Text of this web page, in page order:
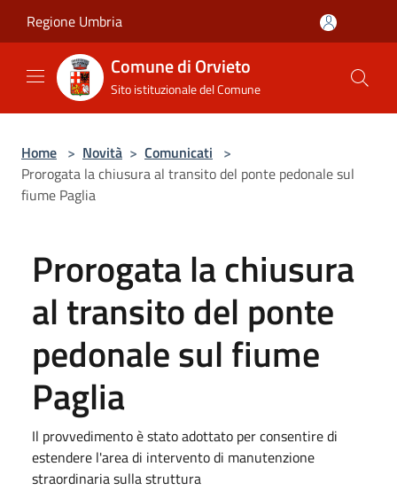
Regione Umbria
Comune di Orvieto
Sito istituzionale del Comune
Home > Novità > Comunicati >
Prorogata la chiusura al transito del ponte pedonale sul
fiume Paglia
Prorogata la chiusura
al transito del ponte
pedonale sul fiume
Paglia
Il provvedimento è stato adottato per consentire di
estendere l'area di intervento di manutenzione
straordinaria sulla struttura